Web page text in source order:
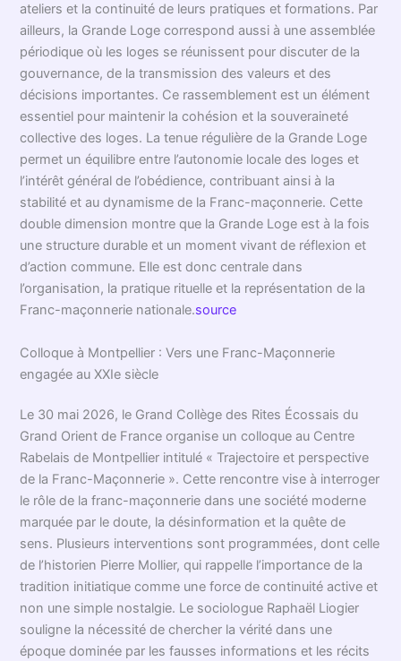
ateliers et la continuité de leurs pratiques et formations. Par
ailleurs, la Grande Loge correspond aussi à une assemblée
périodique où les loges se réunissent pour discuter de la
gouvernance, de la transmission des valeurs et des
décisions importantes. Ce rassemblement est un élément
essentiel pour maintenir la cohésion et la souveraineté
collective des loges. La tenue régulière de la Grande Loge
permet un équilibre entre l’autonomie locale des loges et
l’intérêt général de l’obédience, contribuant ainsi à la
stabilité et au dynamisme de la Franc-maçonnerie. Cette
double dimension montre que la Grande Loge est à la fois
une structure durable et un moment vivant de réflexion et
d’action commune. Elle est donc centrale dans
l’organisation, la pratique rituelle et la représentation de la
Franc-maçonnerie nationale.source
Colloque à Montpellier : Vers une Franc-Maçonnerie
engagée au XXIe siècle
Le 30 mai 2026, le Grand Collège des Rites Écossais du
Grand Orient de France organise un colloque au Centre
Rabelais de Montpellier intitulé « Trajectoire et perspective
de la Franc-Maçonnerie ». Cette rencontre vise à interroger
le rôle de la franc-maçonnerie dans une société moderne
marquée par le doute, la désinformation et la quête de
sens. Plusieurs interventions sont programmées, dont celle
de l’historien Pierre Mollier, qui rappelle l’importance de la
tradition initiatique comme une force de continuité active et
non une simple nostalgie. Le sociologue Raphaël Liogier
souligne la nécessité de chercher la vérité dans une
époque dominée par les fausses informations et les récits